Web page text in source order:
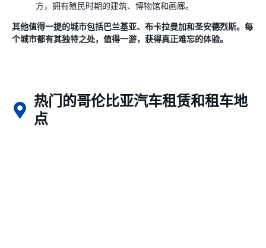
方，拥有殖民时期的建筑、博物馆和画廊。
其他值得一提的城市包括巴兰基亚、布卡拉曼加和圣安德烈斯。每
个城市都有其独特之处，值得一游，获得真正难忘的体验。
热门的哥伦比亚汽车租赁和租车地
点